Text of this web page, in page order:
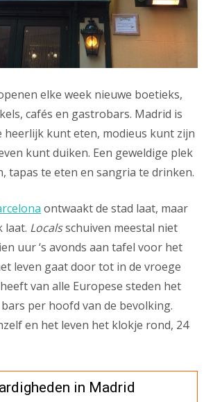
elke week nieuwe boetieks,
cafés en gastrobars. Madrid is
heerlijk kunt eten, modieus kunt zijn
kunt duiken. Een geweldige plek
tapas te eten en sangria te drinken.
ontwaakt de stad laat, maar
laat. Localsschuiven meestal niet
uur ‘s avonds aan tafel voor het
leven gaat door tot in de vroege
van alle Europese steden het
per hoofd van de bevolking.
en het leven het klokje rond, 24
in Madrid